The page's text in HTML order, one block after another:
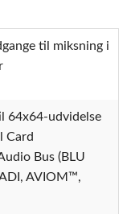
til miksning i
64x64-udvidelse
Card
Bus (BLU
AVIOM™,